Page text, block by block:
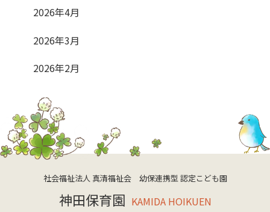
2026年4月
2026年3月
2026年2月
社会福祉法人 真清福祉会 幼保連携型 認定こども園
神田保育園 KAMIDA HOIKUEN